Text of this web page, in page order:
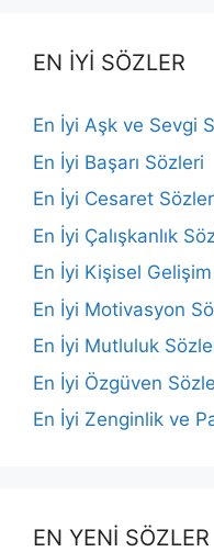
EN İYİ SÖZLER
En İyi Aşk ve Sevgi
En İyi Başarı Sözleri
En İyi Cesaret
En İyi Çalışkanlık
En İyi Kişisel
En İyi Motivasyon
En İyi Mutluluk
En İyi Özgüven
En İyi Zenginlik ve
EN YENİ SÖZLER